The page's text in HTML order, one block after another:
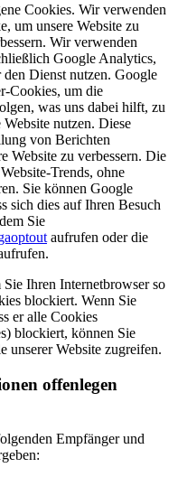
Cookies. Wir verwenden
um unsere Website zu
Wir verwenden
Google Analytics,
Dienst nutzen. Google
Cookies, um die
was uns dabei hilft, zu
nutzen. Diese
von Berichten
Website zu verbessern. Die
Trends, ohne
Sie können Google
sich dies auf Ihren Besuch
Sie
aufrufen oder die
Ihren Internetbrowser so
blockiert. Wenn Sie
er alle Cookies
blockiert, können Sie
unserer Website zugreifen.
offenlegen
Empfänger und